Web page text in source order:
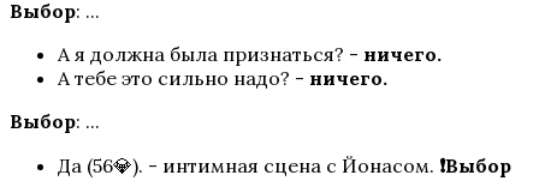
Выбор: ...
А я должна была признаться? - ничего.
А тебе это сильно надо? - ничего.
Выбор: ...
Да (56💎). - интимная сцена с Йонасом. ❗Выбор